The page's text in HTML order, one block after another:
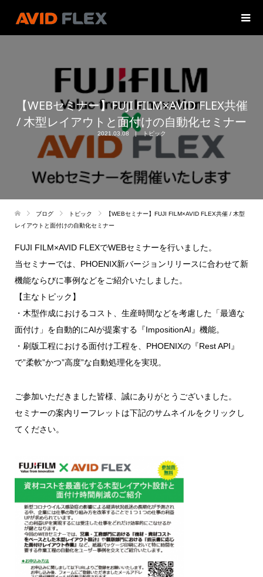
【WEBセミナー】FUJI FILM×AVID FLEX共催
/ 木型レイアウトと面付けの自動化セミナー
2021.03.08 トピック
ブログ トピック
【WEBセミナー】FUJI FILM×AVID FLEX共催 / 木型
レイアウトと面付けの自動化セミナー
FUJI FILM×AVID FLEXでWEBセミナーを行いました。
当セミナーでは、PHOENIX新バージョンリリースに合わせて新
機能ならびに事例などをご紹介いたしました。
【主なトピック】
・木型作成におけるコスト、生産時間などを考慮した「最適な
面付け」を自動的にAIが提案する『ImpositionAI』機能。
・刷版工程における面付け工程を、PHOENIXの『Rest API』
で”柔軟”かつ”高度”な自動処理化を実現。
ご参加いただきました皆様、誠にありがとうございました。
セミナーの案内リーフレットは下記のサムネイルをクリックし
てください。